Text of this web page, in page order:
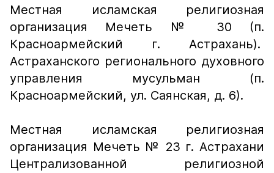
Местная исламская религиозная
организация Мечеть № 30 (п.
Красноармейский г. Астрахань).
Астраханского регионального духовного
управления мусульман (п.
Красноармейский, ул. Саянская, д. 6).
Местная исламская религиозная
организация Мечеть № 23 г. Астрахани
Централизованной религиозной